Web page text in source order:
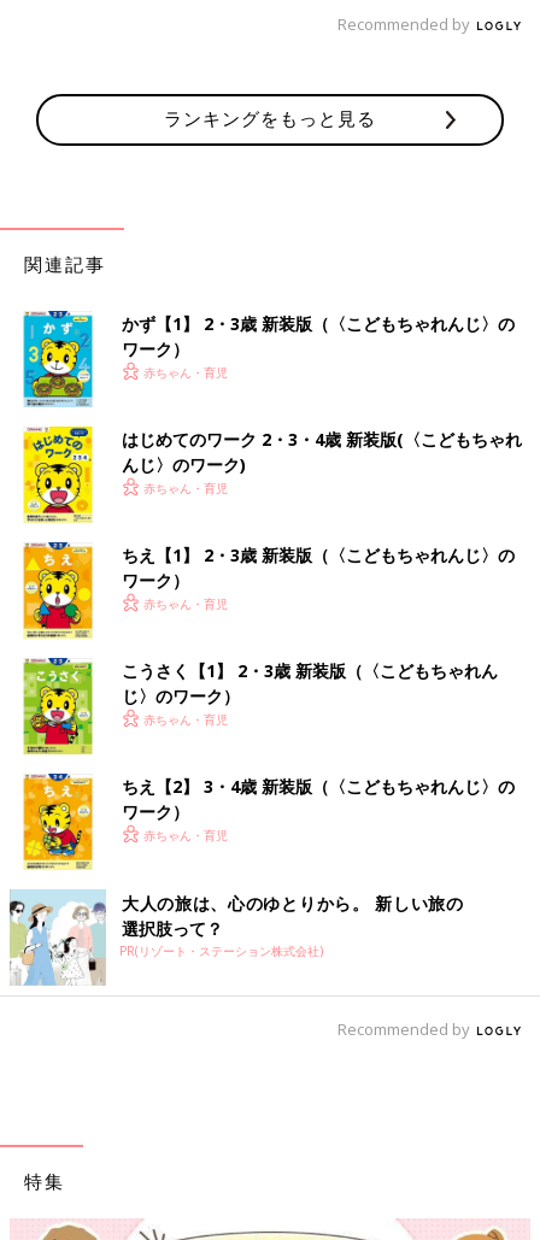
Recommended by
ランキングをもっと見る
関連記事
かず【1】 2・3歳 新装版（〈こどもちゃれんじ〉の
ワーク）
赤ちゃん・育児
はじめてのワーク 2・3・4歳 新装版(〈こどもちゃれ
んじ〉のワーク)
赤ちゃん・育児
ちえ【1】 2・3歳 新装版（〈こどもちゃれんじ〉の
ワーク）
赤ちゃん・育児
こうさく【1】 2・3歳 新装版（〈こどもちゃれん
じ〉のワーク）
赤ちゃん・育児
ちえ【2】 3・4歳 新装版（〈こどもちゃれんじ〉の
ワーク）
赤ちゃん・育児
大人の旅は、心のゆとりから。 新しい旅の
選択肢って？
PR(リゾート・ステーション株式会社)
Recommended by
特集